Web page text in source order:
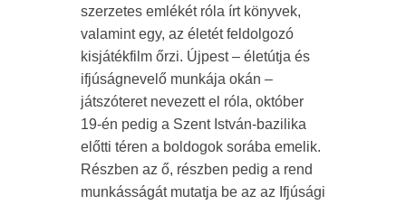
szerzetes emlékét róla írt könyvek,
valamint egy, az életét feldolgozó
kisjátékfilm őrzi. Újpest – életútja és
ifjúságnevelő munkája okán –
játszóteret nevezett el róla, október
19-én pedig a Szent István-bazilika
előtti téren a boldogok sorába emelik.
Részben az ő, részben pedig a rend
munkásságát mutatja be az az Ifjúsági